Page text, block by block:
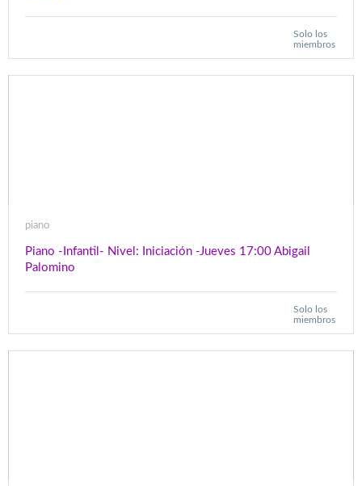
Solo los
miembros
piano
Piano -Infantil- Nivel: Iniciación -Jueves 17:00 Abigail
Palomino
Solo los
miembros